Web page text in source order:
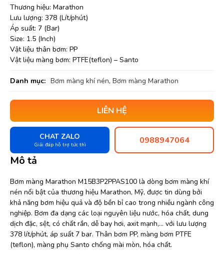
Thương hiệu: Marathon
Lưu lượng: 378 (Lít/phút)
Áp suất: 7 (Bar)
Size: 1.5 (Inch)
Vật liệu thân bơm: PP
Vật liệu màng bơm: PTFE(teflon) – Santo
Danh mục: Bơm màng khí nén, Bơm màng Marathon
LIÊN HỆ
CHAT ZALO
Giải đáp hỗ trợ tức thì 0988947064
Mô tả
Bơm màng Marathon M15B3P2PPAS100 là dòng bơm màng khí
nén nổi bật của thương hiệu Marathon, Mỹ, được tin dùng bởi
khả năng bơm hiệu quả và độ bền bỉ cao trong nhiều ngành công
nghiệp. Bơm đa dạng các loại nguyên liệu nước, hóa chất, dung
dịch đặc, sệt, có chất rắn, dễ bay hơi, axit mạnh,… với lưu lượng
378 lít/phút, áp suất 7 bar. Thân bơm PP, màng bơm PTFE
(teflon), màng phụ Santo chống mài mòn, hóa chất.